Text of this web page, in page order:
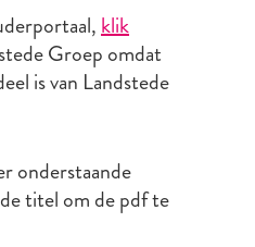
klik
Groep omdat
is van Landstede
onderstaande
titel om de pdf te